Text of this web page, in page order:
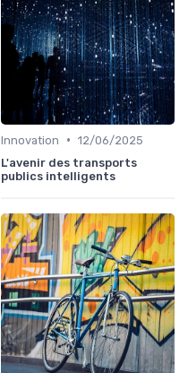
Innovation • 12/06/2025
L'avenir des transports
publics intelligents